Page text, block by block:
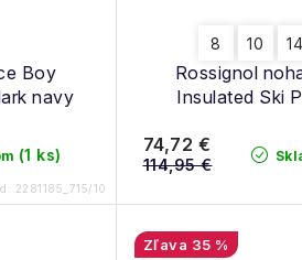
Boy
navy
(1 ks)
2281185_715/10
Rossignol
Insulated Ski
8 10 14
74,72 €
114,95 €
35 %